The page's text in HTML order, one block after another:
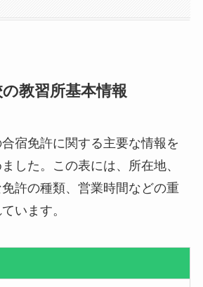
教習所基本情報
宿免許に関する主要な情報を
した。この表には、所在地、
許の種類、営業時間などの重
います。